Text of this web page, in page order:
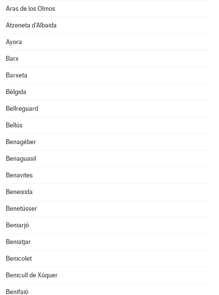
Aras de los Olmos
Atzeneta d'Albaida
Ayora
Barx
Barxeta
Bèlgida
Bellreguard
Bellús
Benagéber
Benaguasil
Benavites
Beneixida
Benetússer
Beniarjó
Beniatjar
Benicolet
Benicull de Xúquer
Benifaió